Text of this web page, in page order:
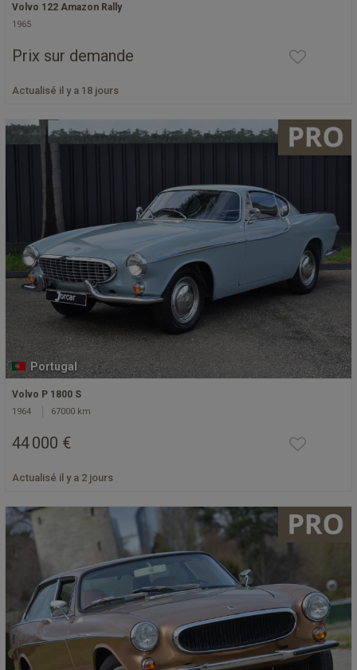
Volvo 122 Amazon Rally
1965
Prix sur demande
Actualisé il y a 18 jours
Portugal
Volvo P 1800 S
1964 67000 km
44 000 €
Actualisé il y a 2 jours